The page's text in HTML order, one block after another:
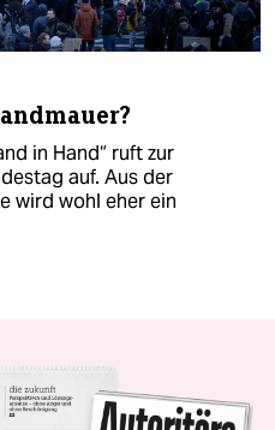
in Hand“ ruft zur
auf. Aus der
wird wohl eher ein